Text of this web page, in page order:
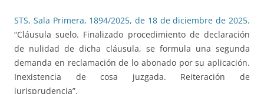
STS, Sala Primera, 1894/2025, de 18 de diciembre de 2025.
“Cláusula suelo. Finalizado procedimiento de declaración
de nulidad de dicha cláusula, se formula una segunda
demanda en reclamación de lo abonado por su aplicación.
Inexistencia de cosa juzgada. Reiteración de
jurisprudencia”.